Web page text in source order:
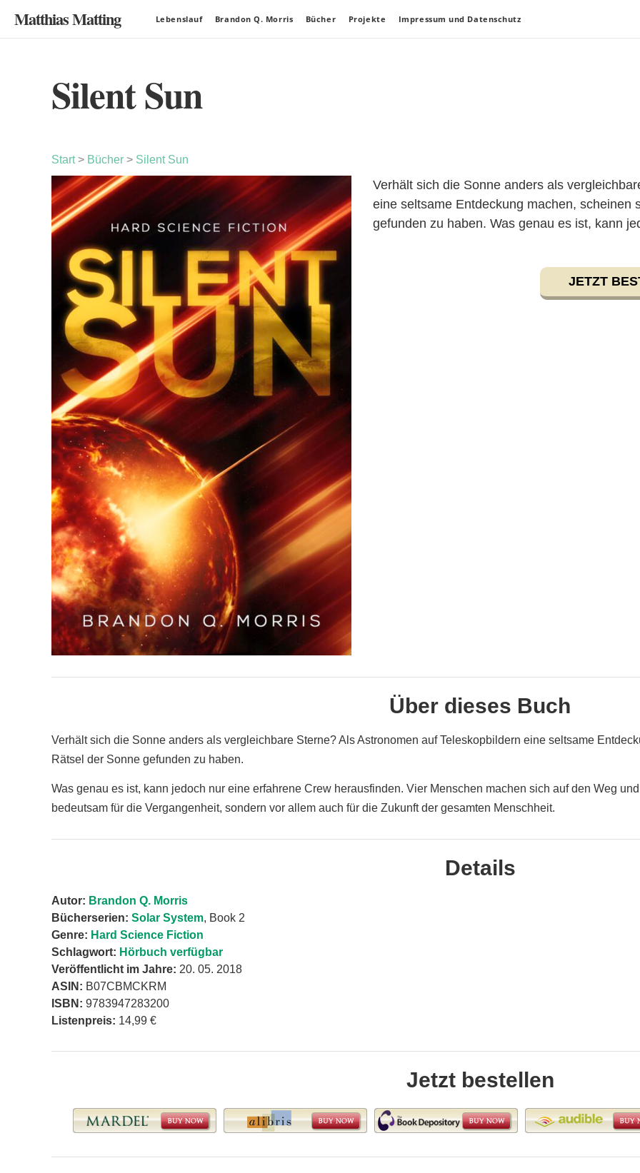
Matthias Matting Lebenslauf Brandon Q. Morris Bücher Projekte Impressum und Datenschutz
Silent Sun
Start> Bücher > Silent Sun
Verhält sich die Sonne anders als
eine seltsame Entdeckung machen, scheinen
gefunden zu haben. Was genau es ist, kann
JETZT
Über dieses Buch
Verhält sich die Sonne anders als vergleichbare Sterne? Als Astronomen auf Teleskopbildern eine seltsame
Rätsel der Sonne gefunden zu haben.
Was genau es ist, kann jedoch nur eine erfahrene Crew herausfinden. Vier Menschen machen sich auf den Weg
bedeutsam für die Vergangenheit, sondern vor allem auch für die Zukunft der gesamten Menschheit.
Details
Autor: Brandon Q. Morris
Bücherserien: Solar System, Book 2
Genre: Hard Science Fiction
Schlagwort: Hörbuch verfügbar
Veröffentlicht im Jahre: 20. 05. 2018
ASIN: B07CBMCKRM
ISBN: 9783947283200
Listenpreis: 14,99 €
Jetzt bestellen